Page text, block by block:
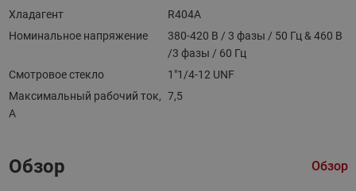
Хладагент
R404A
Номинальное напряжение
380-420 В / 3 фазы / 50 Гц & 460 В
/3 фазы / 60 Гц
Смотровое стекло
1"1/4-12 UNF
Максимальный рабочий ток,
А
7,5
Обзор Обзор